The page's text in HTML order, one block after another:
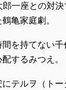
郎一座との対
亀家庭劇。
を持てない千
するみつえ。
テルヲ（トー